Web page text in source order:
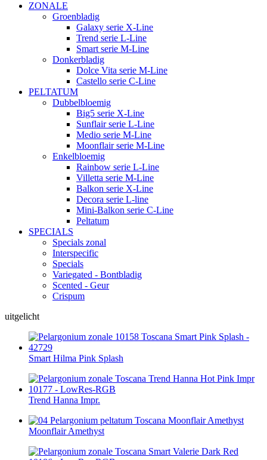
ZONALE
Groenbladig
Galaxy serie X-Line
Trend serie L-Line
Smart serie M-Line
Donkerbladig
Dolce Vita serie M-Line
Castello serie C-Line
PELTATUM
Dubbelbloemig
Big5 serie X-Line
Sunflair serie L-Line
Medio serie M-Line
Moonflair serie M-Line
Enkelbloemig
Rainbow serie L-Line
Villetta serie M-Line
Balkon serie X-Line
Decora serie L-line
Mini-Balkon serie C-Line
Peltatum
SPECIALS
Specials zonal
Interspecific
Specials
Variegated - Bontbladig
Scented - Geur
Crispum
uitgelicht
Smart Hilma Pink Splash
Trend Hanna Impr.
Moonflair Amethyst